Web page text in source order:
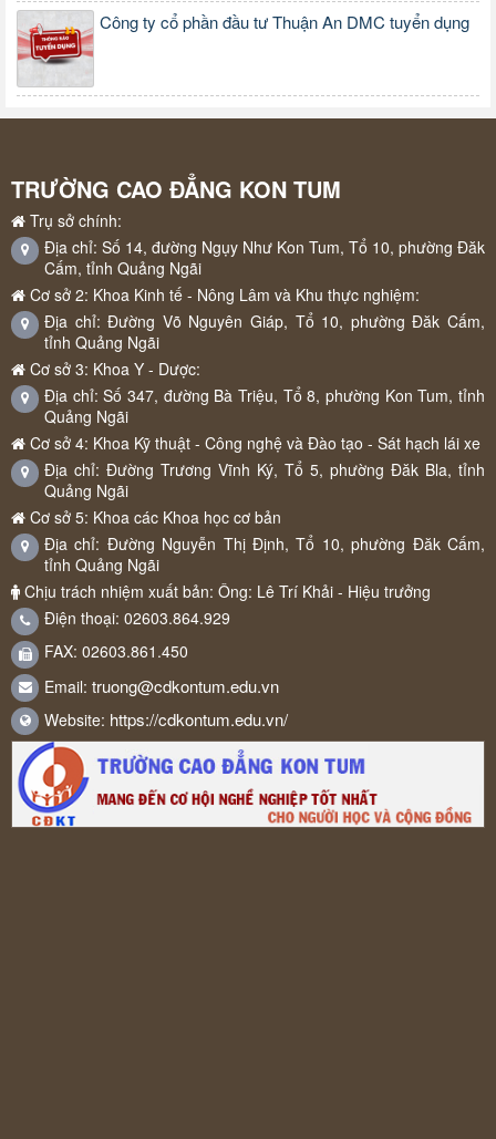
Công ty cổ phần đầu tư Thuận An DMC tuyển dụng
TRƯỜNG CAO ĐẲNG KON TUM
Trụ sở chính:
Địa chỉ: Số 14, đường Ngụy Như Kon Tum, Tổ 10, phường Đăk
Cấm, tỉnh Quảng Ngãi
Cơ sở 2: Khoa Kinh tế - Nông Lâm và Khu thực nghiệm:
Địa chỉ: Đường Võ Nguyên Giáp, Tổ 10, phường Đăk Cấm,
tỉnh Quảng Ngãi
Cơ sở 3: Khoa Y - Dược:
Địa chỉ: Số 347, đường Bà Triệu, Tổ 8, phường Kon Tum, tỉnh
Quảng Ngãi
Cơ sở 4: Khoa Kỹ thuật - Công nghệ và Đào tạo - Sát hạch lái xe
Địa chỉ: Đường Trương Vĩnh Ký, Tổ 5, phường Đăk Bla, tỉnh
Quảng Ngãi
Cơ sở 5: Khoa các Khoa học cơ bản
Địa chỉ: Đường Nguyễn Thị Định, Tổ 10, phường Đăk Cấm,
tỉnh Quảng Ngãi
Chịu trách nhiệm xuất bản: Ông: Lê Trí Khải - Hiệu trưởng
Điện thoại: 02603.864.929
FAX: 02603.861.450
Email: truong@cdkontum.edu.vn
Website: https://cdkontum.edu.vn/